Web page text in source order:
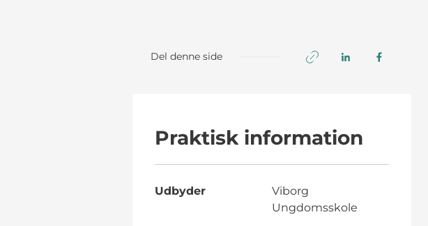
Del denne side
Praktisk information
Udbyder
Viborg
Ungdomsskole